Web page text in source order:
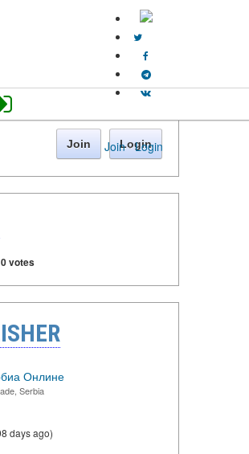
Join · Login
Join Login
0 votes
Онлине
Serbia
days ago)